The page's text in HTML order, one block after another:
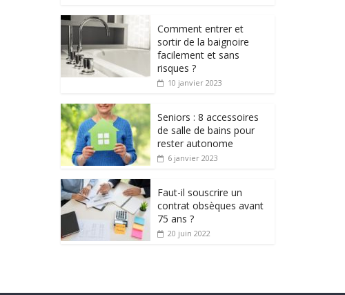
Comment entrer et
sortir de la baignoire
facilement et sans
risques ?
10 janvier 2023
Seniors : 8 accessoires
de salle de bains pour
rester autonome
6 janvier 2023
Faut-il souscrire un
contrat obsèques avant
75 ans ?
20 juin 2022